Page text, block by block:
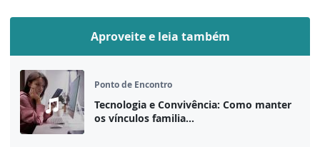
Aproveite e leia também
Ponto de Encontro
Tecnologia e Convivência: Como manter
os vínculos familia...